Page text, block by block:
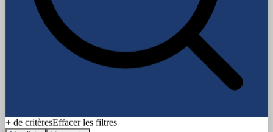
+ de critèresEffacer les filtres